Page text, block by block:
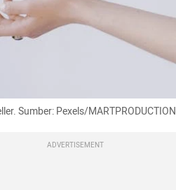
Sumber: Pexels/MARTPRODUCTION
ADVERTISEMENT